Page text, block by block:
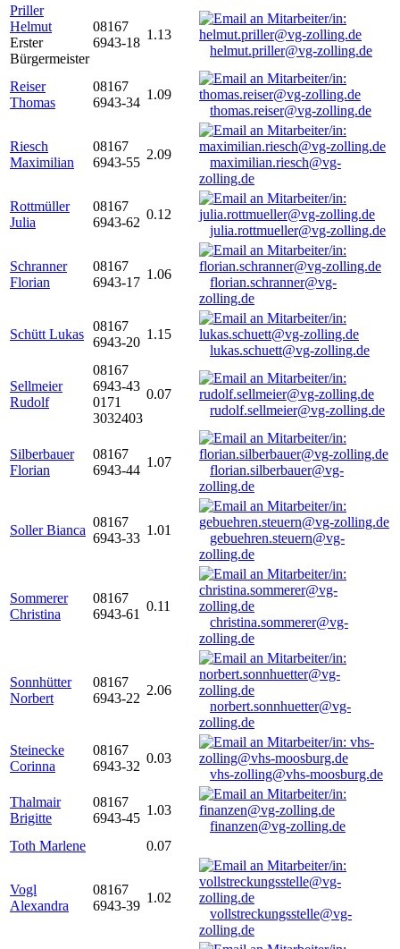
Priller
Helmut
Erster
Bürgermeister
08167
6943-18
1.13
helmut.priller@vg-zolling.de
Reiser
Thomas
08167
6943-34
1.09
thomas.reiser@vg-zolling.de
Riesch
Maximilian
08167
6943-55
2.09
maximilian.riesch@vg-
zolling.de
Rottmüller
Julia
08167
6943-62
0.12
julia.rottmueller@vg-zolling.de
Schranner
Florian
08167
6943-17
1.06
florian.schranner@vg-
zolling.de
Schütt Lukas
08167
6943-20
1.15
lukas.schuett@vg-zolling.de
Sellmeier
Rudolf
08167
6943-43
0171
3032403
0.07
rudolf.sellmeier@vg-zolling.de
Silberbauer
Florian
08167
6943-44
1.07
florian.silberbauer@vg-
zolling.de
Soller Bianca
08167
6943-33
1.01
gebuehren.steuern@vg-
zolling.de
Sommerer
Christina
08167
6943-61
0.11
christina.sommerer@vg-
zolling.de
Sonnhütter
Norbert
08167
6943-22
2.06
norbert.sonnhuetter@vg-
zolling.de
Steinecke
Corinna
08167
6943-32
0.03
vhs-zolling@vhs-moosburg.de
Thalmair
Brigitte
08167
6943-45
1.03
finanzen@vg-zolling.de
Toth Marlene
0.07
Vogl
Alexandra
08167
6943-39
1.02
vollstreckungsstelle@vg-
zolling.de